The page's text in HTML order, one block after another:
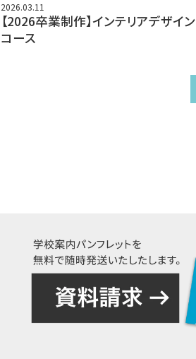
2026.03.11
【2026卒業制作】インテリアデザイン
コース